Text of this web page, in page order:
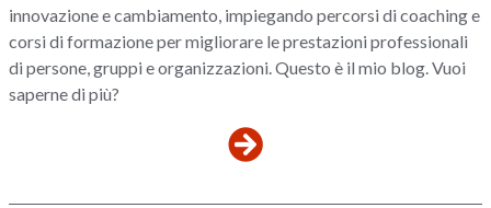
innovazione e cambiamento, impiegando percorsi di coaching e
corsi di formazione per migliorare le prestazioni professionali
di persone, gruppi e organizzazioni. Questo è il mio blog. Vuoi
saperne di più?